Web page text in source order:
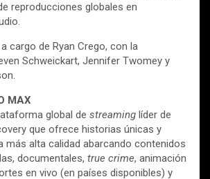
reproducciones globales en
cargo de Ryan Crego, con la
Schweickart, Jennifer Twomey y
MAX
global de streaming líder de
que ofrece historias únicas y
más alta calidad abarcando contenidos
documentales, true crime, animación
en vivo (en países disponibles) y